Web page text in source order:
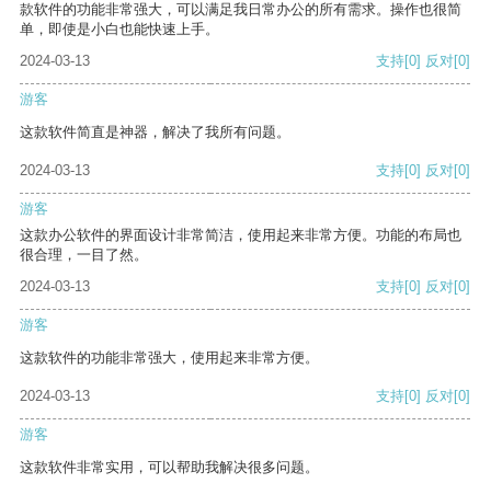
款软件的功能非常强大，可以满足我日常办公的所有需求。操作也很简
单，即使是小白也能快速上手。
2024-03-13
支持[0] 反对[0]
游客
这款软件简直是神器，解决了我所有问题。
2024-03-13 支持[0] 反对[0]
游客
这款办公软件的界面设计非常简洁，使用起来非常方便。功能的布局也
很合理，一目了然。
2024-03-13
支持[0] 反对[0]
游客
这款软件的功能非常强大，使用起来非常方便。
2024-03-13 支持[0] 反对[0]
游客
这款软件非常实用，可以帮助我解决很多问题。